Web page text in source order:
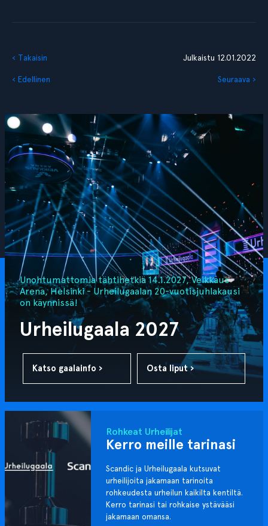
‹ Takaisin Julkaistu 12.01.2022
‹ Edellinen Seuraava ›
Unohtumattomia tähtihetkiä 14.1.2027, Veikkaus
Arena, Helsinki - Urheilugaalan 20-vuotisjuhlakausi
on käynnissä!
Urheilugaala 2027
Katso gaalainfo › Osta liput ›
Rohkeat Urheilijat
Kerro meille tarinasi
Scandic ja Urheilugaala kutsuvat
urheilijoita jakamaan tarinoita
rohkeudesta urheilun kaikilta kentiltä.
Kerro tarinasi tai rohkaise ystävääsi
jakamaan omansa.